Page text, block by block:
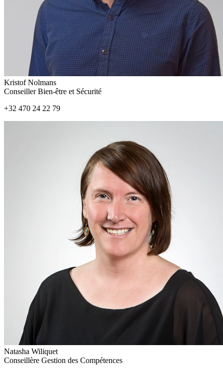
Kristof Nolmans
Conseiller Bien-être et Sécurité
+32 470 24 22 79
Natasha Wiliquet
Conseillère Gestion des Compétences